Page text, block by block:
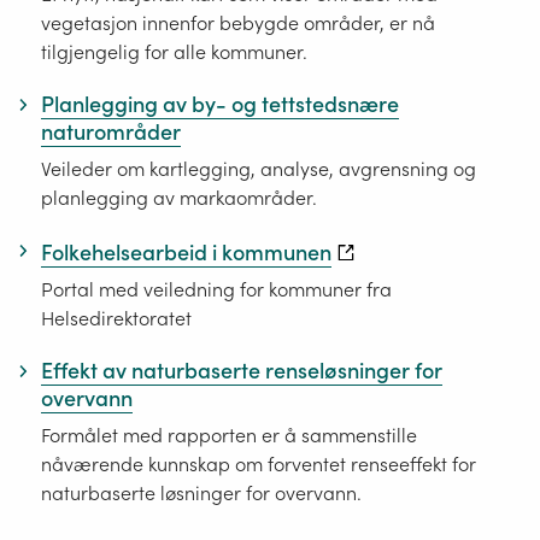
vegetasjon innenfor bebygde områder, er nå
tilgjengelig for alle kommuner.
Planlegging av by- og tettstedsnære
naturområder
Veileder om kartlegging, analyse, avgrensning og
planlegging av markaområder.
Folkehelsearbeid i kommunen
Portal med veiledning for kommuner fra
Helsedirektoratet
Effekt av naturbaserte renseløsninger for
overvann
Formålet med rapporten er å sammenstille
nåværende kunnskap om forventet renseeffekt for
naturbaserte løsninger for overvann.